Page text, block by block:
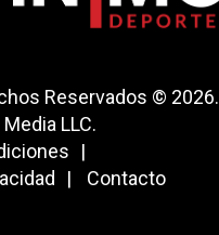
Reservados © 2026.
LLC.
Contacto